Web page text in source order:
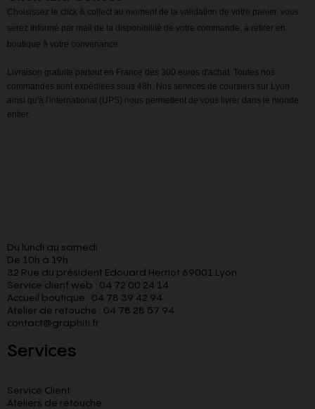
Choisissez le click & collect au moment de la validation de votre panier, vous
serez informé par mail de la disponibilité de votre commande, à retirer en
boutique à votre convenance.
Livraison gratuite partout en France dès 300 euros d'achat. Toutes nos
commandes sont expédiées sous 48h. Nos services de coursiers sur Lyon
ainsi qu'à l'international (UPS) nous permettent de vous livrer dans le monde
entier.
Du lundi au samedi
De 10h à 19h
32 Rue du président Edouard Herriot 69001 Lyon
Service client web : 04 72 00 24 14
Accueil boutique : 04 78 39 42 94
Atelier de retouche : 04 78 28 57 94
contact@graphiti.fr
Services
Service Client
Ateliers de retouche